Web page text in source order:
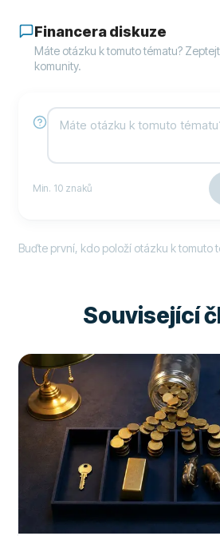
Financera diskuze
Máte otázku k tomuto tématu?
komunity.
Min. 10 znaků
Buďte první, kdo položí otázku k tomuto
Související